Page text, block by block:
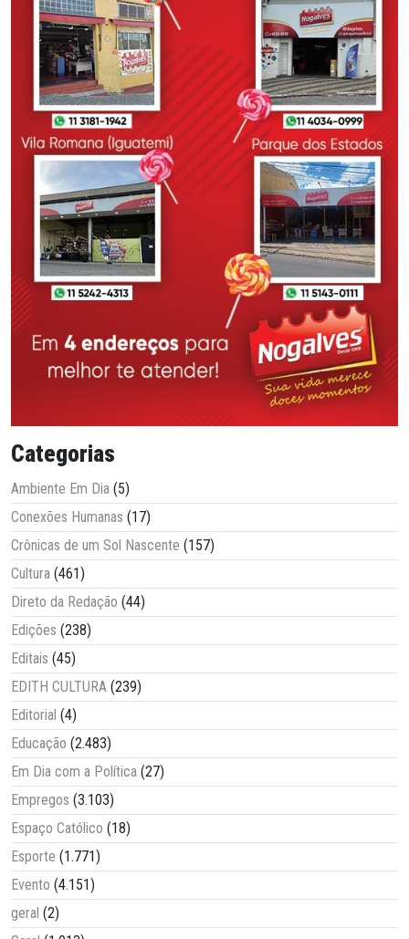
Categorias
Ambiente Em Dia (5)
Conexões Humanas (17)
Crônicas de um Sol Nascente (157)
Cultura (461)
Direto da Redação (44)
Edições (238)
Editais (45)
EDITH CULTURA (239)
Editorial (4)
Educação (2.483)
Em Dia com a Política (27)
Empregos (3.103)
Espaço Católico (18)
Esporte (1.771)
Evento (4.151)
geral (2)